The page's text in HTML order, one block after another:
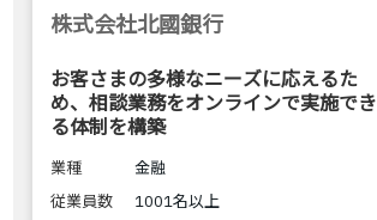
株式会社北國銀行
お客さまの多様なニーズに応えるた
め、相談業務をオンラインで実施でき
る体制を構築
業種
金融
従業員数
1001名以上